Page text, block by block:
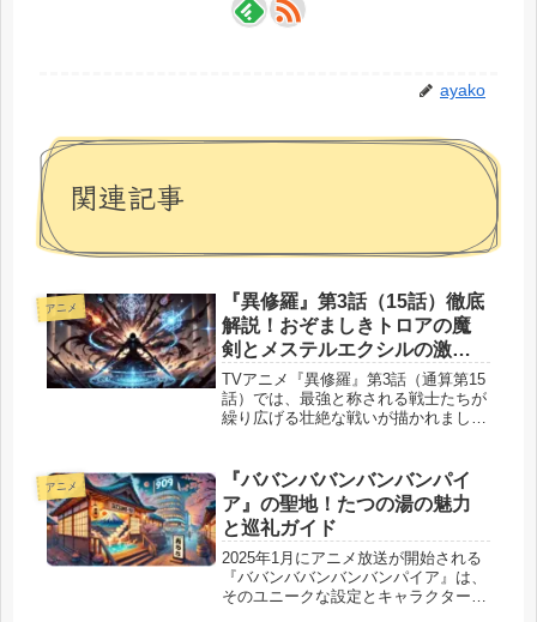
ayako
関連記事
アニメ
『異修羅』第3話（15話）徹底
解説！おぞましきトロアの魔
剣とメステルエクシルの激
戦！
TVアニメ『異修羅』第3話（通算第15
話）では、最強と称される戦士たちが
繰り広げる壮絶な戦いが描かれまし
シル」という異質な2人の激突です。
おぞましきトロアは、魔剣を狩る者...
アニメ
『ババンババンバンバンパイ
ア』の聖地！たつの湯の魅力
と巡礼ガイド
2025年1月にアニメ放送が開始される
『ババンババンバンバンパイア』は、
そのユニークな設定とキャラクターで